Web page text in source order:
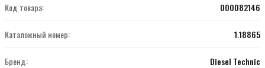
Код товара: 000082146
Каталожный номер: 1.18865
Бренд: Diesel Technic